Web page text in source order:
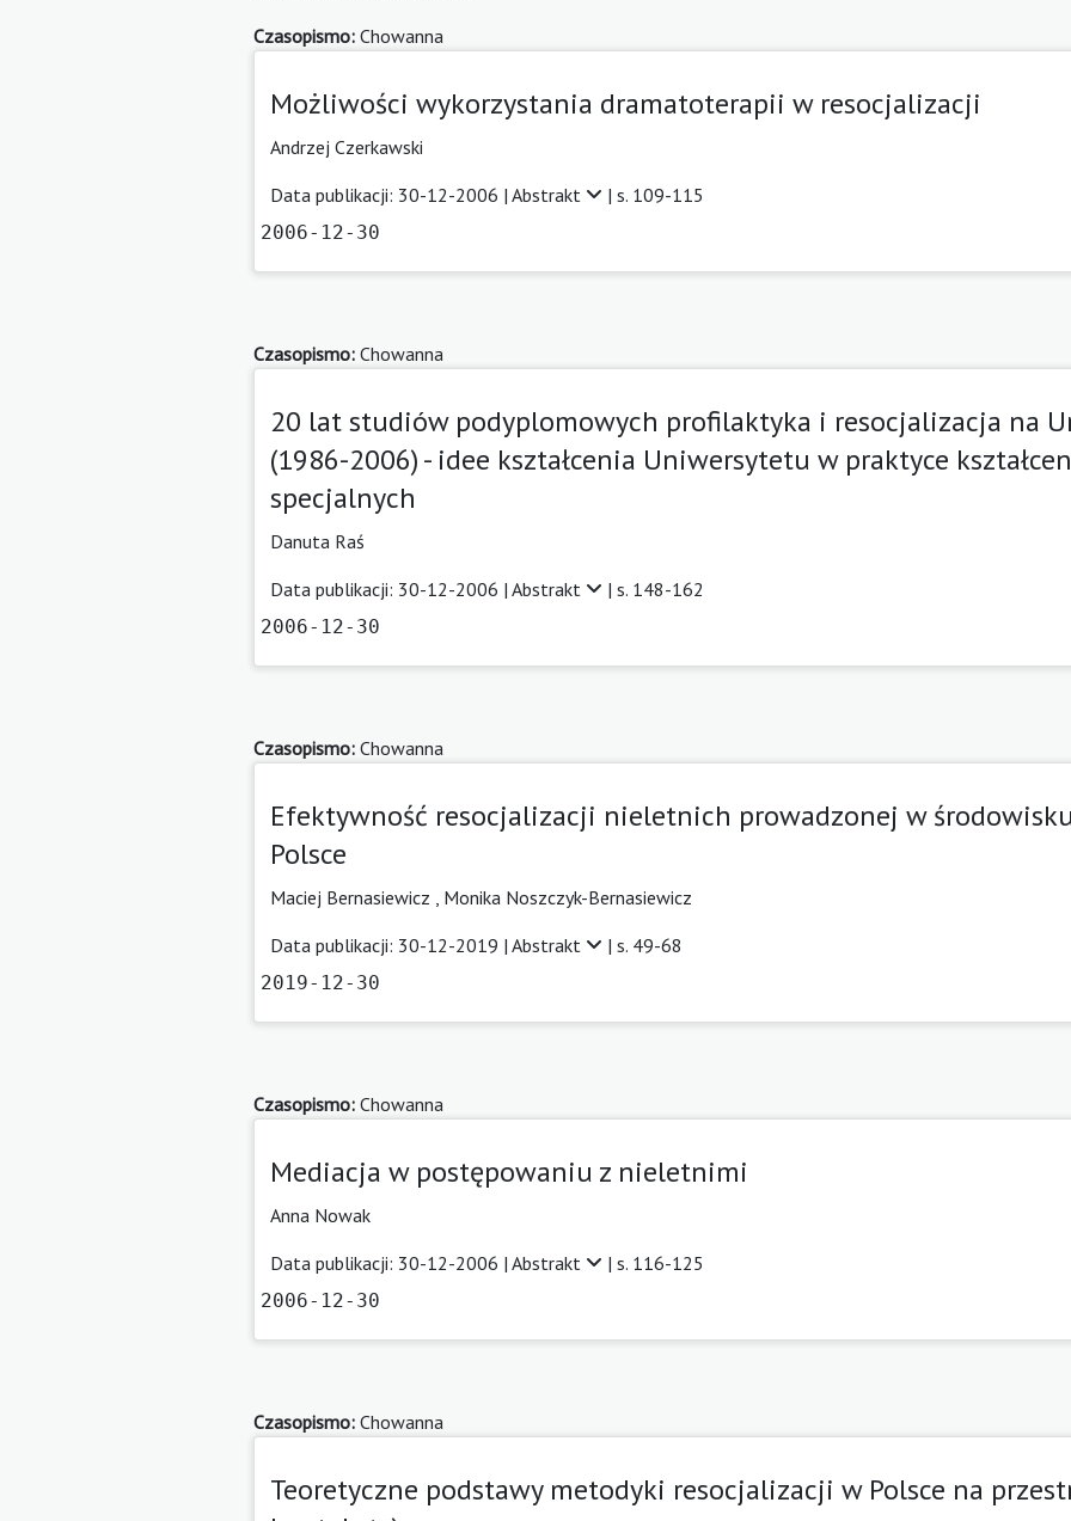
Czasopismo: Chowanna
Możliwości wykorzystania dramatoterapii w resocjalizacji
Andrzej Czerkawski
Data publikacji: 30-12-2006 | Abstrakt | s. 109-115
2006-12-30
Czasopismo: Chowanna
20 lat studiów podyplomowych profilaktyka i resocjalizacja na
(1986-2006) - idee kształcenia Uniwersytetu w praktyce
specjalnych
Danuta Raś
Data publikacji: 30-12-2006 | Abstrakt | s. 148-162
2006-12-30
Czasopismo: Chowanna
Efektywność resocjalizacji nieletnich prowadzonej w
Polsce
Maciej Bernasiewicz
Monika Noszczyk-Bernasiewicz
Data publikacji: 30-12-2019 | Abstrakt | s. 49-68
2019-12-30
Czasopismo: Chowanna
Mediacja w postępowaniu z nieletnimi
Anna Nowak
Data publikacji: 30-12-2006 | Abstrakt | s. 116-125
2006-12-30
Czasopismo: Chowanna
Teoretyczne podstawy metodyki resocjalizacji w Polsce na